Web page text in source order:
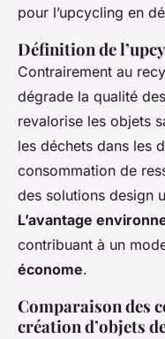
pour l’upcycling en
Définition de
Contrairement au
dégrade la qualité
revalorise les objets
les déchets dans les
consommation de
des solutions design
L’avantage
contribuant à un
économe.
Comparaison des
création d’objets